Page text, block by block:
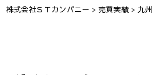
株式会社ＳＴカンパニー > 売買実績 > 九州